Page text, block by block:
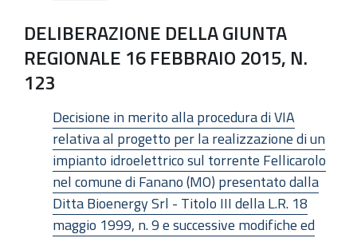
DELIBERAZIONE DELLA GIUNTA
REGIONALE 16 FEBBRAIO 2015, N.
123
Decisione in merito alla procedura di VIA
relativa al progetto per la realizzazione di un
impianto idroelettrico sul torrente Fellicarolo
nel comune di Fanano (MO) presentato dalla
Ditta Bioenergy Srl - Titolo III della L.R. 18
maggio 1999, n. 9 e successive modifiche ed